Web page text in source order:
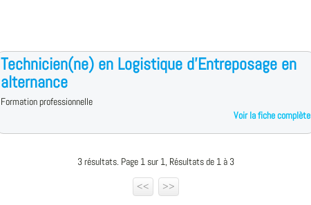
Technicien(ne) en Logistique d'Entreposage en
alternance
Formation professionnelle
Voir la fiche complète
3 résultats. Page 1 sur 1, Résultats de 1 à 3
<<
>>